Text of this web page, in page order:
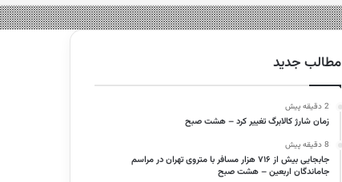
مطالب جدید
2 دقیقه پیش
زمان شارژ کالابرگ تغییر کرد – هشت صبح
8 دقیقه پیش
جابجایی بیش از ۷۱۶ هزار مسافر با متروی تهران در مراسم
جاماندگان اربعین – هشت صبح